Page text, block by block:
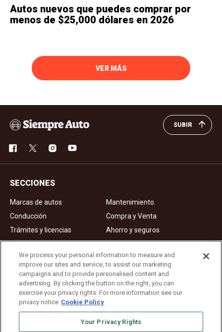
Autos nuevos que puedes comprar por
menos de $25,000 dólares en 2026
VER MÁS
SUBIR
SECCIONES
Marcas de autos
Mantenimiento
Conducción
Compra y Venta
Trámites y licencias
Ahorro y seguros
Noticias
Videos de autos
Ad Choices
About Us
Editorial Guidelines
We process your personal information to measure and
improve our sites and service, to assist our marketing
campaigns and to provide personalised content and
advertising. By clicking the button on the right, you can
exercise your privacy rights. For more information see our
privacy notice Cookie Policy
Your Privacy Rights